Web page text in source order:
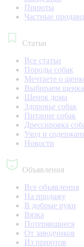
Приюты
Частные
Статьи
Все статьи
Породы собак
Мечтаете о
Выбираем щенка
Щенок дома
Здоровье собак
Питание собак
Дрессировка
Уход и
Новости
Объявления
Все объявления
На продажу
В добрые руки
Вязка
Потерявшиеся
От заводчиков
Из приютов